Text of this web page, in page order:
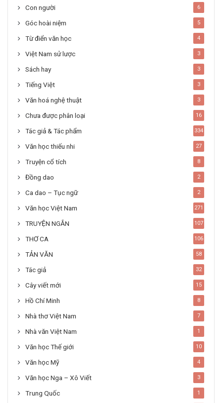
Con người 6
Góc hoài niệm 5
Từ điển văn học 4
Việt Nam sử lược 3
Sách hay 3
Tiếng Việt 3
Văn hoá nghệ thuật 3
Chưa được phân loại 16
Tác giả & Tác phẩm 334
Văn học thiếu nhi 27
Truyện cổ tích 8
Đồng dao 2
Ca dao – Tục ngữ 2
Văn học Việt Nam 271
TRUYỆN NGẮN 107
THƠ CA 106
TẢN VĂN 58
Tác giả 32
Cây viết mới 15
Hồ Chí Minh 8
Nhà thơ Việt Nam 7
Nhà văn Việt Nam 1
Văn học Thế giới 10
Văn học Mỹ 4
Văn học Nga – Xô Viết 3
Trung Quốc 1